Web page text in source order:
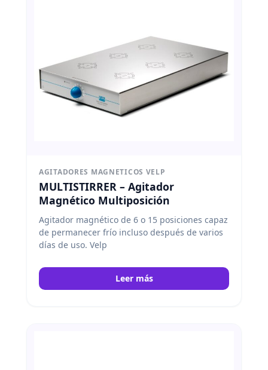
AGITADORES MAGNETICOS VELP
MULTISTIRRER – Agitador
Magnético Multiposición
Agitador magnético de 6 o 15 posiciones capaz
de permanecer frío incluso después de varios
días de uso. Velp
Leer más